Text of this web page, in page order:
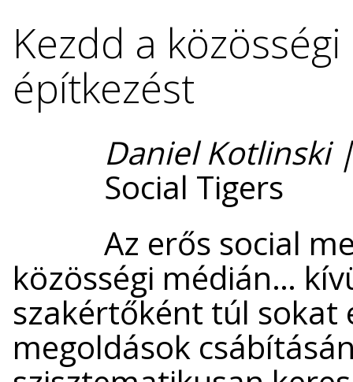
Kezdd a
építkezést
Daniel Kotlinski
Social Tigers
Az erős social
közösségi médián…
szakértőként túl sokat
megoldások